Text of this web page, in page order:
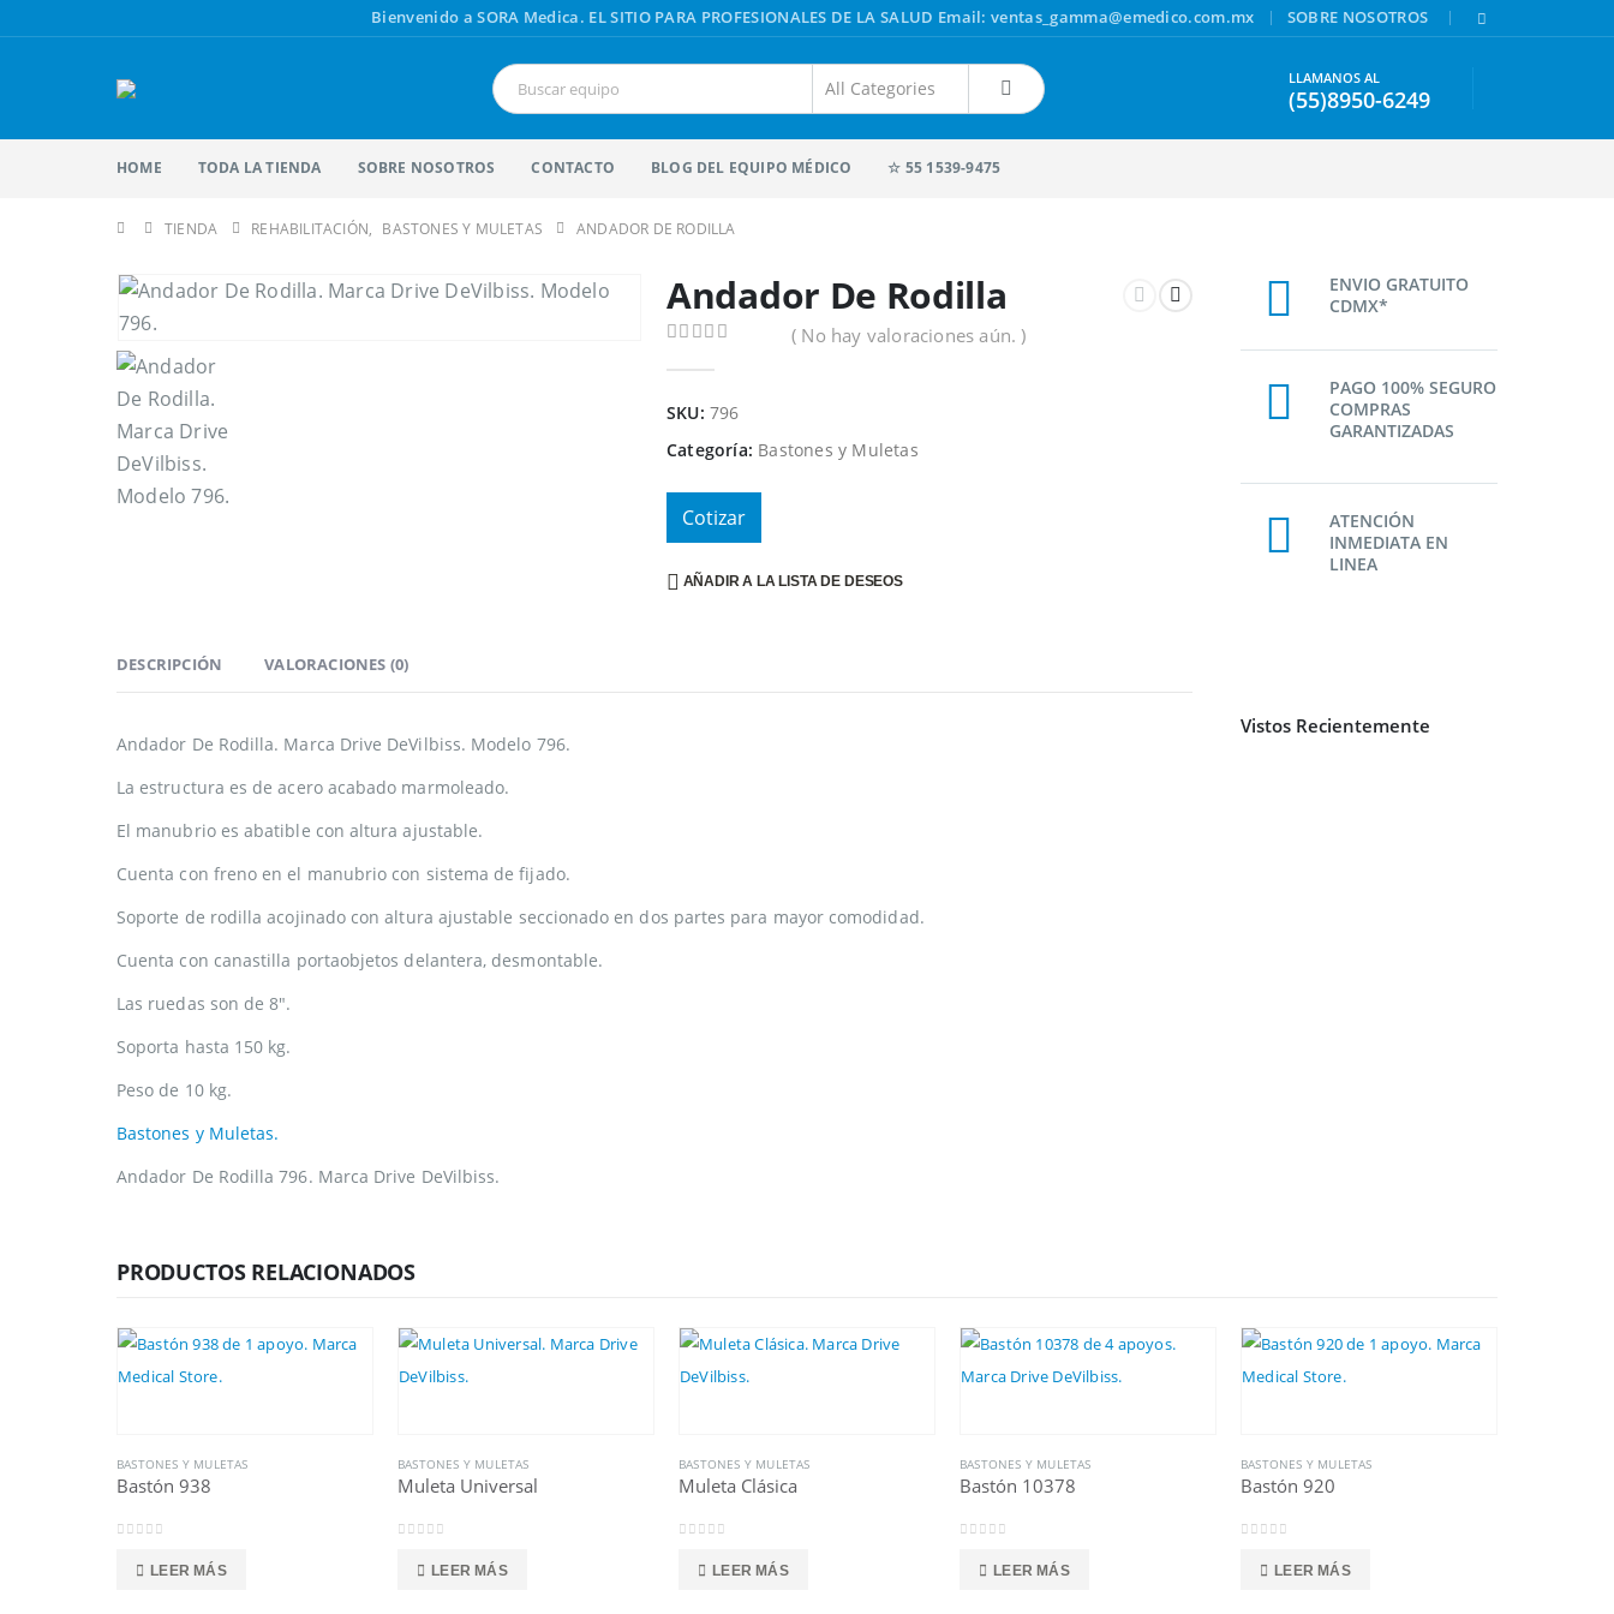
Bienvenido a SORA Medica. EL SITIO PARA PROFESIONALES DE LA SALUD Email: ventas_gamma@emedico.com.mx | SOBRE NOSOTROS |
LLAMANOS AL
(55)8950-6249
HOME TODA LA TIENDA SOBRE NOSOTROS CONTACTO BLOG DEL EQUIPO MÉDICO ☆ 55 1539-9475
TIENDA REHABILITACIÓN, BASTONES Y MULETAS ANDADOR DE RODILLA
Andador De Rodilla
( No hay valoraciones aún. )
SKU: 796
Categoría: Bastones y Muletas
Cotizar
AÑADIR A LA LISTA DE DESEOS
DESCRIPCIÓN VALORACIONES (0)
Andador De Rodilla. Marca Drive DeVilbiss. Modelo 796.
La estructura es de acero acabado marmoleado.
El manubrio es abatible con altura ajustable.
Cuenta con freno en el manubrio con sistema de fijado.
Soporte de rodilla acojinado con altura ajustable seccionado en dos partes para mayor comodidad.
Cuenta con canastilla portaobjetos delantera, desmontable.
Las ruedas son de 8″.
Soporta hasta 150 kg.
Peso de 10 kg.
Bastones y Muletas.
Andador De Rodilla 796. Marca Drive DeVilbiss.
ENVIO GRATUITO
CDMX*
PAGO 100% SEGURO
COMPRAS
GARANTIZADAS
ATENCIÓN
INMEDIATA EN
LINEA
Vistos Recientemente
PRODUCTOS RELACIONADOS
BASTONES Y MULETAS
Bastón 938
LEER MÁS
BASTONES Y MULETAS
Muleta Universal
LEER MÁS
BASTONES Y MULETAS
Muleta Clásica
LEER MÁS
BASTONES Y MULETAS
Bastón 10378
LEER MÁS
BASTONES Y MULETAS
Bastón 920
LEER MÁS